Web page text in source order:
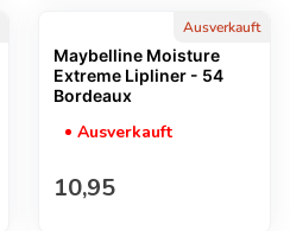
Ausverkauft
Maybelline Moisture
Extreme Lipliner - 54
Bordeaux
Ausverkauft
Regulärer Preis
10,95